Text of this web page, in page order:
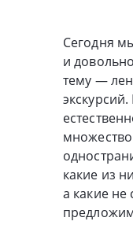
Сегодня
и
тему —
какие из
а какие